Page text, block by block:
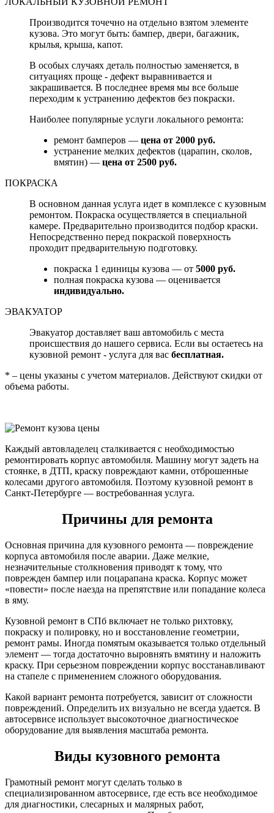
Производится точечно на отдельно взятом элементе
кузова. Это могут быть: бампер, двери, багажник,
крылья, крыша, капот.
В особых случаях деталь полностью заменяется, в
ситуациях проще - дефект выравнивается и
закрашивается. В последнее время мы все больше
переходим к устранению дефектов без покраски.
Наиболее популярные услуги локального ремонта:
ремонт бамперов — цена от 2000 руб.
устранение мелких дефектов (царапин, сколов,
вмятин) — цена от 2500 руб.
ПОКРАСКА
В основном данная услуга идет в комплексе с кузовным
ремонтом. Покраска осуществляется в специальной
камере. Предварительно производится подбор краски.
Непосредственно перед покраской поверхность
проходит предварительную подготовку.
покраска 1 единицы кузова — от 5000 руб.
полная покраска кузова — оценивается
индивидуально.
ЭВАКУАТОР
Эвакуатор доставляет ваш автомобиль с места
происшествия до нашего сервиса. Если вы остаетесь на
кузовной ремонт - услуга для вас бесплатная.
* – цены указаны с учетом материалов. Действуют скидки от
объема работы.
Каждый автовладелец сталкивается с необходимостью
ремонтировать корпус автомобиля. Машину могут задеть на
стоянке, в ДТП, краску повреждают камни, отброшенные
колесами другого автомобиля. Поэтому кузовной ремонт в
Санкт-Петербурге — востребованная услуга.
Причины для ремонта
Основная причина для кузовного ремонта — повреждение
корпуса автомобиля после аварии. Даже мелкие,
незначительные столкновения приводят к тому, что
поврежден бампер или поцарапана краска. Корпус может
«повести» после наезда на препятствие или попадание колеса
в яму.
Кузовной ремонт в СПб включает не только рихтовку,
покраску и полировку, но и восстановление геометрии,
ремонт рамы. Иногда помятым оказывается только отдельный
элемент — тогда достаточно выровнять вмятину и наложить
краску. При серьезном повреждении корпус восстанавливают
на стапеле с применением сложного оборудования.
Какой вариант ремонта потребуется, зависит от сложности
повреждений. Определить их визуально не всегда удается. В
автосервисе использует высокоточное диагностическое
оборудование для выявления масштаба ремонта.
Виды кузовного ремонта
Грамотный ремонт могут сделать только в
специализированном автосервисе, где есть все необходимое
для диагностики, слесарных и малярных работ,